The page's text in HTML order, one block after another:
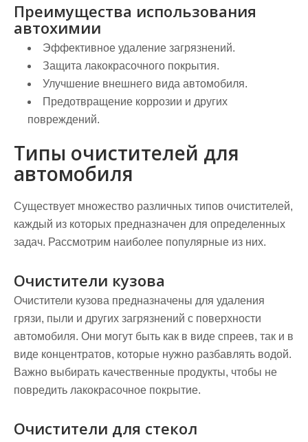
Преимущества использования
автохимии
Эффективное удаление загрязнений.
Защита лакокрасочного покрытия.
Улучшение внешнего вида автомобиля.
Предотвращение коррозии и других
повреждений.
Типы очистителей для
автомобиля
Существует множество различных типов очистителей,
каждый из которых предназначен для определенных
задач. Рассмотрим наиболее популярные из них.
Очистители кузова
Очистители кузова предназначены для удаления
грязи, пыли и других загрязнений с поверхности
автомобиля. Они могут быть как в виде спреев, так и в
виде концентратов, которые нужно разбавлять водой.
Важно выбирать качественные продукты, чтобы не
повредить лакокрасочное покрытие.
Очистители для стекол